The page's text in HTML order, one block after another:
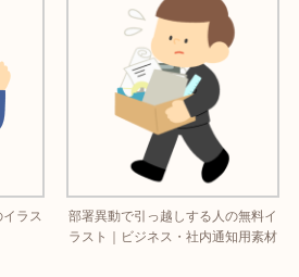
ラス
部署異動で引っ越しする人の無料イ
ラスト｜ビジネス・社内通知用素材